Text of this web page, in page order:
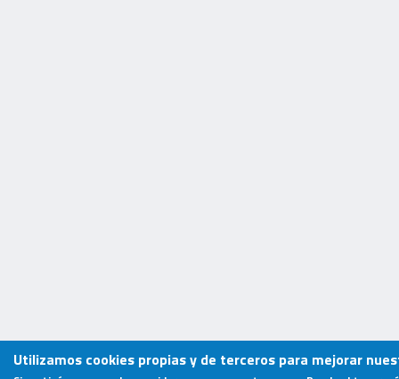
Utilizamos cookies propias y de terceros para mejorar